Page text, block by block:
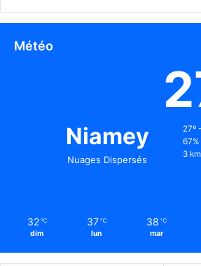
Météo
Niamey
Nuages Dispersés
27º
67%
3
32 ℃
dim
37 ℃
lun
38 ℃
mar